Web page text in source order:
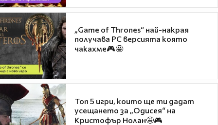
„Game of Thrones“ най-накрая
получава PC версията която
чакахме🎮🤩
Топ 5 игри, които ще ти дадат
усещането за „Одисея“ на
Кристофър Нолан🤩🎮